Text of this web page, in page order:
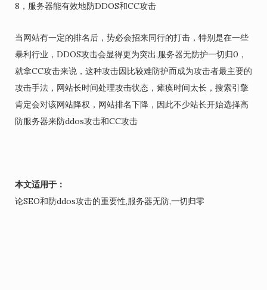
8，服务器能有效地防DDOS和CC攻击
当网站有一定的排名后，势必会招来同行的打击，特别是在一些
暴利行业，DDOS攻击会显得更为突出,服务器无防护一切归0，
就拿CC攻击来说，这种攻击因比较难防护而成为攻击者最主要的
攻击手法，网站长时间处理攻击状态，瘫痪时间太长，搜索引擎
肯定会对该网站降权，网站排名下降，因此不少站长开始选择高
防服务器来防ddos攻击和CC攻击
本文适用于：
论SEO和防ddos攻击的重要性,服务器无防,一切归零